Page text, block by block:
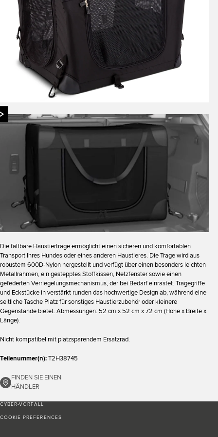
Die faltbare Haustiertrage ermöglicht einen sicheren und komfortablen
Transport Ihres Hundes oder eines anderen Haustieres. Die Trage wird aus
robustem 600D-Nylon hergestellt und verfügt über einen besonders leichten
Metallrahmen, ein gestepptes Stoffkissen, Netzfenster sowie einen
gefederten Verriegelungsmechanismus, der bei Bedarf einrastet. Tragegriffe
und Eckstücke in verstärkt runden das hochwertige Design ab, während eine
seitliche Tasche Platz für sonstiges Haustierzubehör oder kleinere
Gegenstände bietet. Abmessungen: 52 cm x 52 cm x 72 cm (Höhe x Breite x
Länge).
Nicht kompatibel mit platzsparendem Ersatzrad.
Teilenummer(n):T2H38745
FINDEN SIE EINEN
HÄNDLER
CYBER-VORFALL
COOKIE PREFERENCES